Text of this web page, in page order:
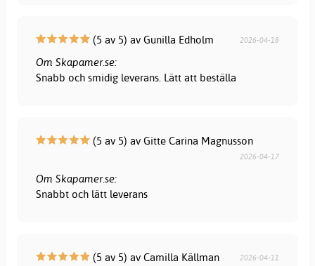
(5 av 5) av Gunilla Edholm 2026-04-18
Om Skapamer.se:
Snabb och smidig leverans. Lätt att beställa
(5 av 5) av Gitte Carina Magnusson
2026-04-17
Om Skapamer.se:
Snabbt och lätt leverans
(5 av 5) av Camilla Källman 2026-04-11